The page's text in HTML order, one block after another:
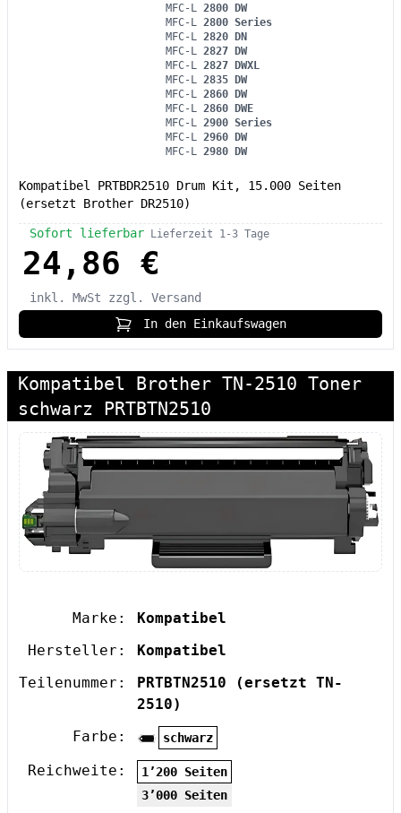
MFC-L
2800 DW
MFC-L
2800 Series
MFC-L
2820 DN
MFC-L
2827 DW
MFC-L
2827 DWXL
MFC-L
2835 DW
MFC-L
2860 DW
MFC-L
2860 DWE
MFC-L
2900 Series
MFC-L
2960 DW
MFC-L
2980 DW
Kompatibel PRTBDR2510 Drum Kit, 15.000 Seiten
(ersetzt Brother DR2510)
Sofort lieferbar Lieferzeit 1-3 Tage
24,86 €
inkl. MwSt
zzgl. Versand
In den Einkaufswagen
Kompatibel Brother TN-2510 Toner
schwarz PRTBTN2510
Marke:
Kompatibel
Hersteller:
Kompatibel
Teilenummer:
PRTBTN2510
(ersetzt TN-
2510)
Farbe:
schwarz
Reichweite:
1’200 Seiten
3’000 Seiten